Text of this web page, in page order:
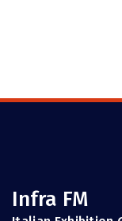
Infra FM